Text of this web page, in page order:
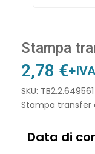
Stampa
2,78 €+IVA
SKU: TB2.2.649561
Stampa transfer
Data di